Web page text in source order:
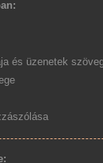
és üzenetek